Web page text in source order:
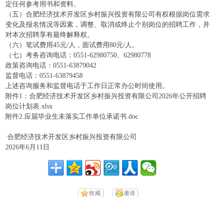
定任何参考用书和资料。
（五）合肥经济技术开发区乡村振兴投资有限公司有权根据岗位需求
变化及报名情况等因素，调整、取消或终止个别岗位的招聘工作，并
对本次招聘享有最终解释权。
（六）笔试费用45元/人，面试费用80元/人。
（七）考务咨询电话：0551-62980750、62980778
政策咨询电话：0551-63879042
监督电话：0551-63879458
上述咨询服务和监督电话于工作日正常办公时间使用。
附件1：合肥经济技术开发区乡村振兴投资有限公司2026年公开招聘
岗位计划表.xlsx
附件2.应届毕业生未落实工作单位承诺书.doc
合肥经济技术开发区乡村振兴投资有限公司
2026年6月11日
收藏 邀请